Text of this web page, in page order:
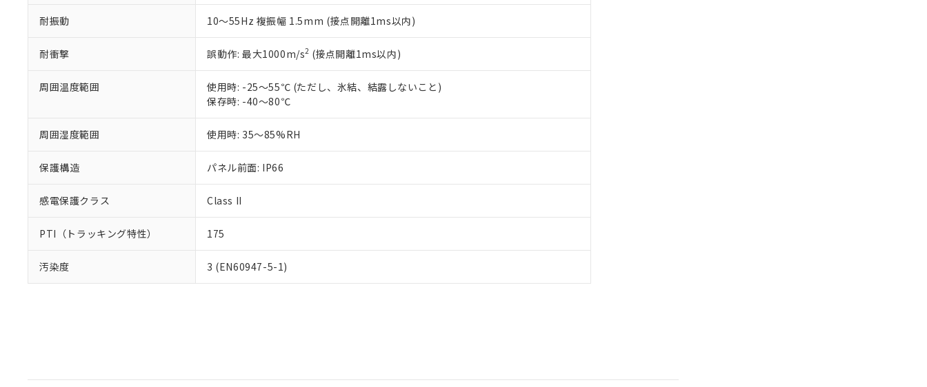
耐振動 10～55Hz 複振幅 1.5mm (接点開離1ms以内)
耐衝撃 誤動作: 最大1000m/s2 (接点開離1ms以内)
周囲温度範囲
使用時: -25～55℃ (ただし、氷結、結露しないこと)
保存時: -40～80℃
周囲湿度範囲 使用時: 35～85%RH
保護構造 パネル前面: IP66
感電保護クラス Class II
PTI（トラッキング特性） 175
汚染度 3 (EN60947-5-1)